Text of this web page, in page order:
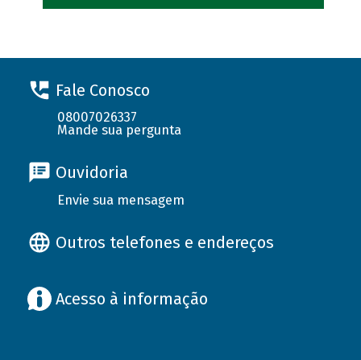
Fale Conosco
08007026337
Mande sua pergunta
Ouvidoria
Envie sua mensagem
Outros telefones e endereços
Acesso à informação